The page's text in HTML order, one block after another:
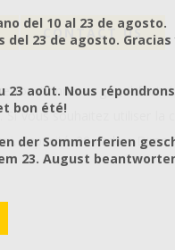
CONTACT US
fonctionne au gaz, il faut
vous souhaitez utiliser la
Capacité: 20 cadres
del 10 al 23 de agosto.
del 23 de agosto.
23 août. Nous
bon été!
der Sommerferien
23. August